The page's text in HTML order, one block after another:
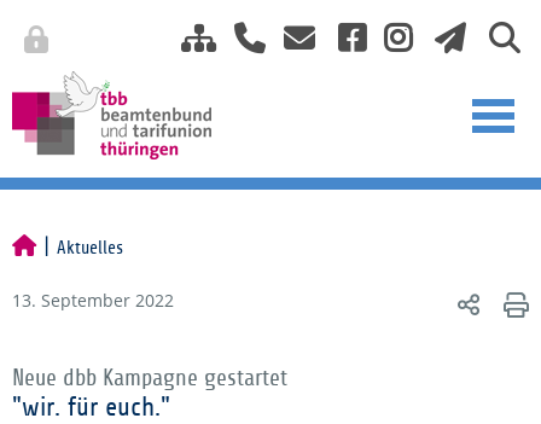
Aktuelles
13. September 2022
Neue dbb Kampagne gestartet
"wir. für euch."